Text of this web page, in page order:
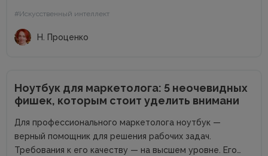
#Искусственный интеллект
Н. Проценко
Ноутбук для маркетолога: 5 неочевидных
фишек, которым стоит уделить внимани
Для профессионального маркетолога ноутбук —
верный помощник для решения рабочих задач.
Требования к его качеству — на высшем уровне. Его